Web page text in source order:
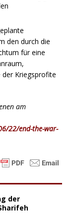
den durch die
für eine
Kriegsprofite
am
22/end-the-war-
der